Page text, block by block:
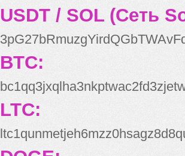
USDT / SOL (Сеть
BTC:
LTC: